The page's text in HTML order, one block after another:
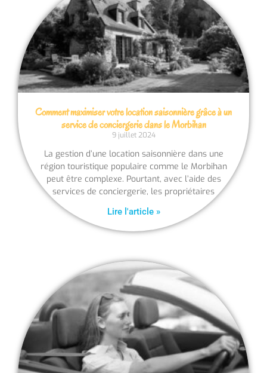
Comment maximiser votre location saisonnière grâce à un
service de conciergerie dans le Morbihan
9 juillet 2024
La gestion d’une location saisonnière dans une
région touristique populaire comme le Morbihan
peut être complexe. Pourtant, avec l’aide des
services de conciergerie, les propriétaires
Lire l'article »